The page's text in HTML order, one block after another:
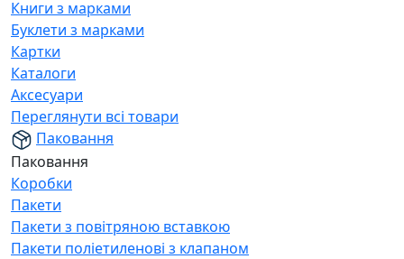
Книги з марками
Буклети з марками
Картки
Каталоги
Аксесуари
Переглянути всі товари
Паковання
Паковання
Коробки
Пакети
Пакети з повітряною вставкою
Пакети поліетиленові з клапаном